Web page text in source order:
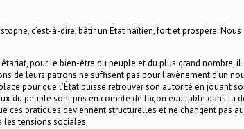
c’est-à-dire, bâtir un État haïtien, fort et prospère.
pour le bien-être du peuple et du plus grand nombre,
leurs patrons ne suffisent pas pour l’avènement d’un
pour que l’État puisse retrouver son autorité en jouant
du peuple sont pris en compte de façon équitable dans la
pratiques deviennent structurelles et ne changent pas
les tensions sociales.